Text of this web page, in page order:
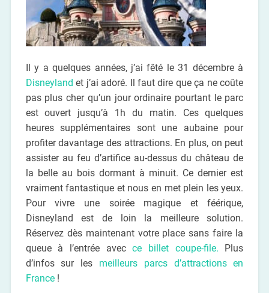
Il y a quelques années, j’ai fêté le 31 décembre à
Disneyland et j’ai adoré. Il faut dire que ça ne coûte
pas plus cher qu’un jour ordinaire pourtant le parc
est ouvert jusqu’à 1h du matin. Ces quelques
heures supplémentaires sont une aubaine pour
profiter davantage des attractions. En plus, on peut
assister au feu d’artifice au-dessus du château de
la belle au bois dormant à minuit. Ce dernier est
vraiment fantastique et nous en met plein les yeux.
Pour vivre une soirée magique et féérique,
Disneyland est de loin la meilleure solution.
Réservez dès maintenant votre place sans faire la
queue à l’entrée avecce billet coupe-file. Plus
d’infos sur les meilleurs parcs d’attractions en
France!